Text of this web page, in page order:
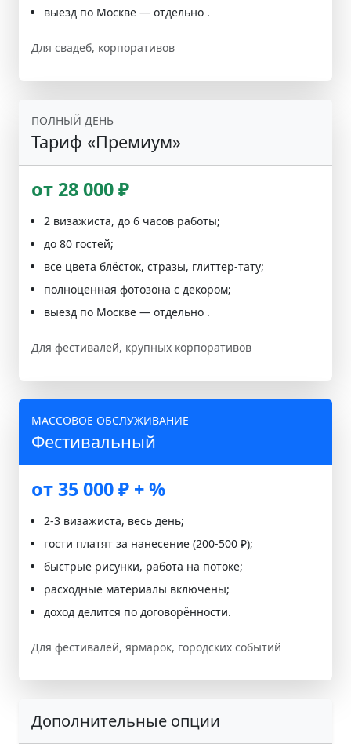
выезд по Москве — отдельно .
Для свадеб, корпоративов
ПОЛНЫЙ ДЕНЬ
Тариф «Премиум»
от 28 000 ₽
2 визажиста, до 6 часов работы;
до 80 гостей;
все цвета блёсток, стразы, глиттер-тату;
полноценная фотозона с декором;
выезд по Москве — отдельно .
Для фестивалей, крупных корпоративов
МАССОВОЕ ОБСЛУЖИВАНИЕ
Фестивальный
от 35 000 ₽ + %
2-3 визажиста, весь день;
гости платят за нанесение (200-500 ₽);
быстрые рисунки, работа на потоке;
расходные материалы включены;
доход делится по договорённости.
Для фестивалей, ярмарок, городских событий
Дополнительные опции